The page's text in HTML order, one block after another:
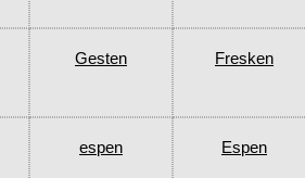
Gesten Fresken
espen Espen